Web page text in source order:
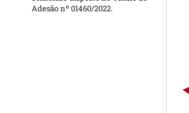
Adesão nº 01460/2022.